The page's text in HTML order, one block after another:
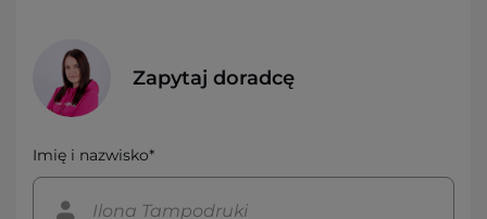
Zapytaj doradcę
Imię i nazwisko*